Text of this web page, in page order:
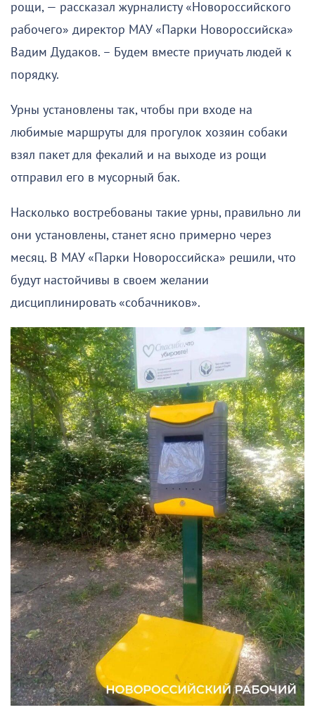
рощи, — рассказал журналисту «Новороссийского
рабочего» директор МАУ «Парки Новороссийска»
Вадим Дудаков. – Будем вместе приучать людей к
порядку.
Урны установлены так, чтобы при входе на
любимые маршруты для прогулок хозяин собаки
взял пакет для фекалий и на выходе из рощи
отправил его в мусорный бак.
Насколько востребованы такие урны, правильно ли
они установлены, станет ясно примерно через
месяц. В МАУ «Парки Новороссийска» решили, что
будут настойчивы в своем желании
дисциплинировать «собачников».